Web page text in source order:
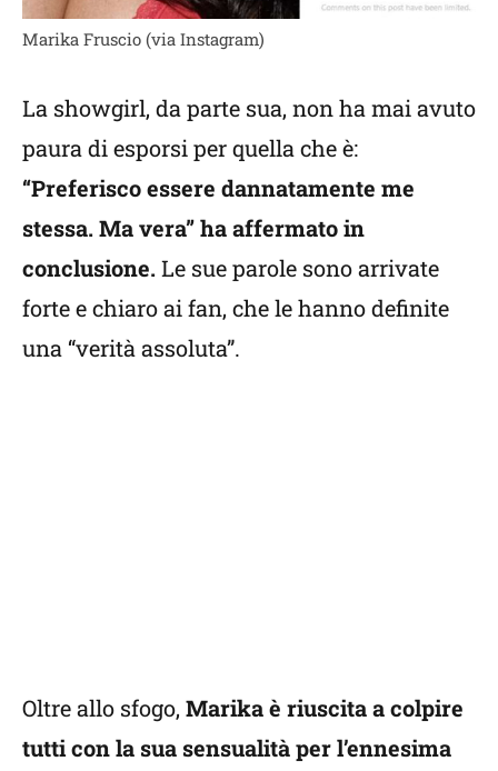
Marika Fruscio (via Instagram)
La showgirl, da parte sua, non ha mai avuto
paura di esporsi per quella che è:
“Preferisco essere dannatamente me
stessa. Ma vera” ha affermato in
conclusione.Le sue parole sono arrivate
forte e chiaro ai fan, che le hanno definite
una “verità assoluta”.
Oltre allo sfogo, Marika è riuscita a colpire
tutti con la sua sensualità per l’ennesima